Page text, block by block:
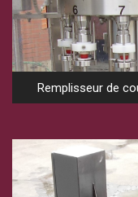
Remplisseur de